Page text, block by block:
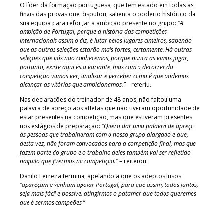
O líder da formação portuguesa, que tem estado em todas as
finais das provas que disputou, salienta o poderio histórico da
sua equipa para reforçar a ambição presente no grupo: “A
ambição de Portugal, porque a história das competições
internacionais assim o diz, é lutar pelos lugares cimeiros, sabendo
que as outras seleções estarão mais fortes, certamente. Há outras
seleções que nós não conhecemos, porque nunca as vimos jogar,
portanto, existe aqui esta variante, mas com o decorrer da
competição vamos ver, analisar e perceber como é que podemos
alcançar as vitórias que ambicionamos.”– referiu.
Nas declarações do treinador de 48 anos, não faltou uma
palavra de apreço aos atletas que não tiveram oportunidade de
estar presentes na competição, mas que estiveram presentes
nos estágios de preparação: “Quero dar uma palavra de apreço
às pessoas que trabalharam com o nosso grupo alargado e que,
desta vez, não foram convocados para a competição final, mas que
fazem parte do grupo e o trabalho deles também vai ser refletido
naquilo que fizermos na competição.”– reiterou.
Danilo Ferreira termina, apelando a que os adeptos lusos
“apareçam e venham apoiar Portugal, para que assim, todos juntos,
seja mais fácil e possível atingirmos o patamar que todos queremos
que é sermos campeões.”